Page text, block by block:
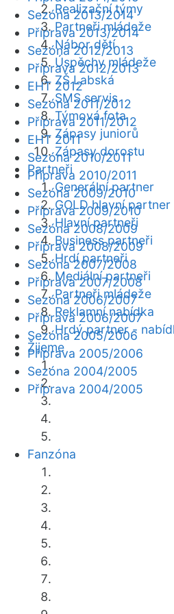
Realizační týmy
Partneři mládeže
Nábor dětí
Úspěchy mládeže
ZŠ Labská
SMS servis
Týmová fota
Zápasy juniorů
Zápasy dorostu
Partneři
Generální partner
GOLD hlavní partner
Hlavní partneři
Business partneři
Hrdí partneři
Mediální partneři
Partneři mládeže
Reklamní nabídka
Hrdý partner -
Žijeme
Fanzóna
Sezóna 2013/2014
Příprava 2013/2014
Sezóna 2012/2013
Příprava 2012/2013
EHT 2012
Sezóna 2011/2012
Příprava 2011/2012
EHT 2011
Sezóna 2010/2011
Příprava 2010/2011
Sezóna 2009/2010
Příprava 2009/2010
Sezóna 2008/2009
Příprava 2008/2009
Sezóna 2007/2008
Příprava 2007/2008
Sezóna 2006/2007
Příprava 2006/2007
Sezóna 2005/2006
Příprava 2005/2006
Sezóna 2004/2005
Příprava 2004/2005